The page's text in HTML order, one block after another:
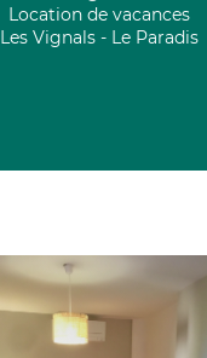
Location de vacances
Les Vignals - Le Paradis